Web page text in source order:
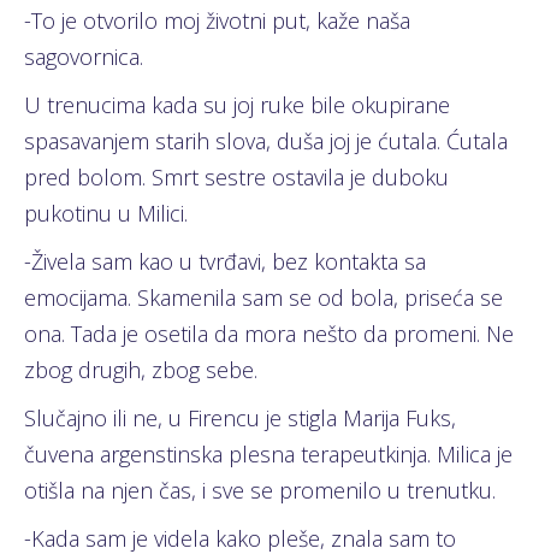
-To je otvorilo moj životni put, kaže naša
sagovornica.
U trenucima kada su joj ruke bile okupirane
spasavanjem starih slova, duša joj je ćutala. Ćutala
pred bolom. Smrt sestre ostavila je duboku
pukotinu u Milici.
-Živela sam kao u tvrđavi, bez kontakta sa
emocijama. Skamenila sam se od bola, priseća se
ona. Tada je osetila da mora nešto da promeni. Ne
zbog drugih, zbog sebe.
Slučajno ili ne, u Firencu je stigla Marija Fuks,
čuvena argenstinska plesna terapeutkinja. Milica je
otišla na njen čas, i sve se promenilo u trenutku.
-Kada sam je videla kako pleše, znala sam to